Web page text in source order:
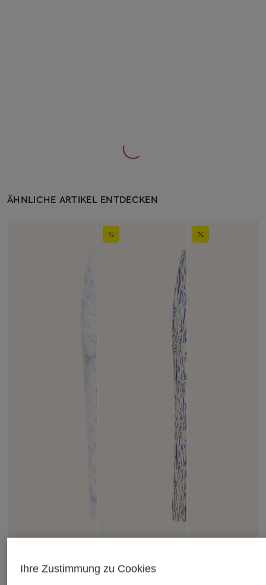
ÄHNLICHE ARTIKEL ENTDECKEN
+Aktionsrabatt
Ihre Zustimmung zu Cookies